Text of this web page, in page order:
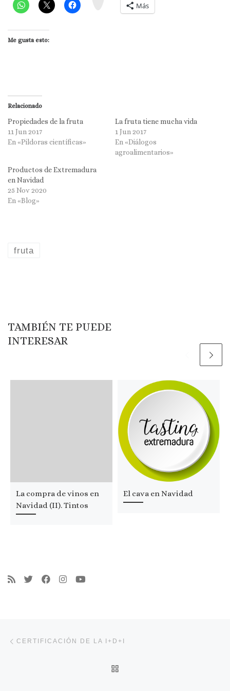
Más
Me gusta esto:
Relacionado
Propiedades de la fruta
11 Jun 2017
En «Pildoras científicas»
La fruta tiene mucha vida
1 Jun 2017
En «Diálogos
agroalimentarios»
Productos de Extremadura
en Navidad
25 Nov 2020
En «Blog»
fruta
TAMBIÉN TE PUEDE
INTERESAR
La compra de vinos en
Navidad (II). Tintos
El cava en Navidad
CERTIFICACIÓN DE LA I+D+I